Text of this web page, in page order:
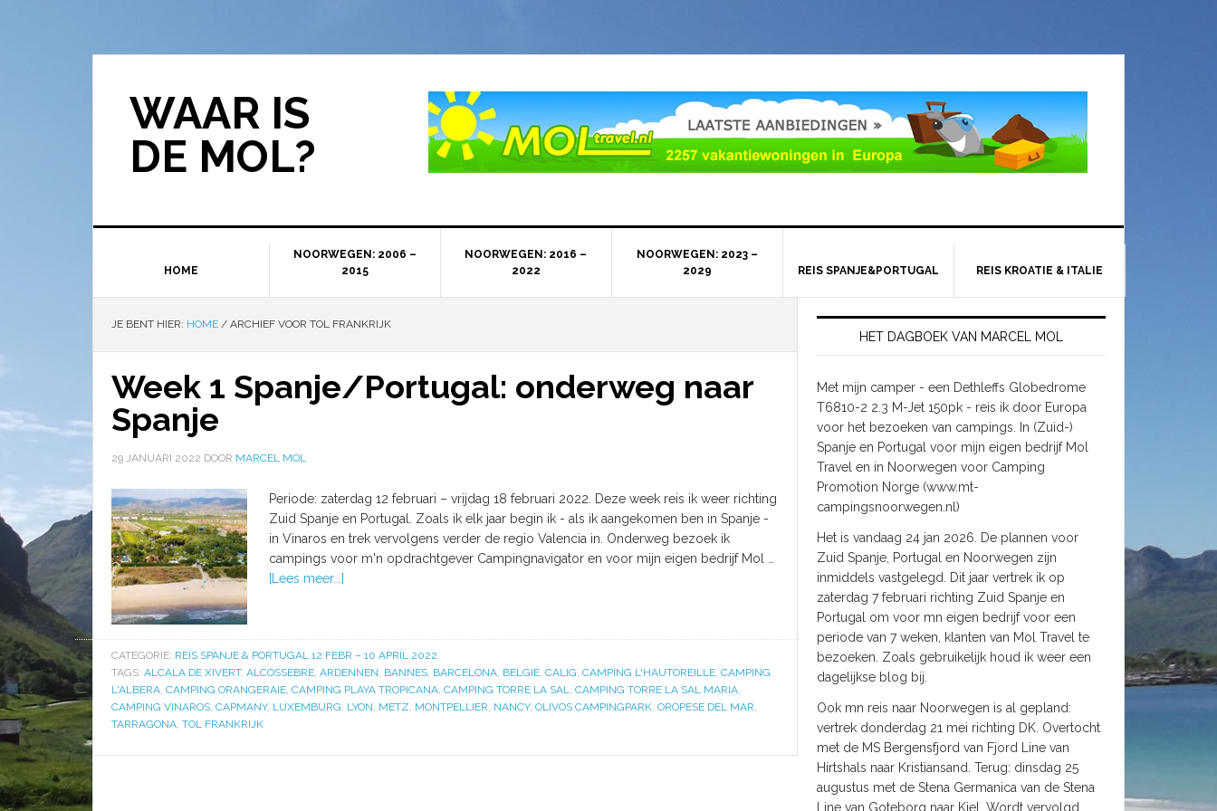
WAAR IS
DE MOL?
HOME
NOORWEGEN: 2006 –
2015
NOORWEGEN: 2016 –
2022
NOORWEGEN: 2023 –
2029
REIS SPANJE&PORTUGAL REIS KROATIE & ITALIE
JE BENT HIER: HOME / ARCHIEF VOOR TOL FRANKRIJK
Week 1 Spanje/Portugal: onderweg naar
Spanje
29 JANUARI 2022 DOOR MARCEL MOL
Periode: zaterdag 12 februari – vrijdag 18 februari 2022. Deze week reis ik weer richting
Zuid Spanje en Portugal. Zoals ik elk jaar begin ik - als ik aangekomen ben in Spanje -
in Vinaros en trek vervolgens verder de regio Valencia in. Onderweg bezoek ik
campings voor m'n opdrachtgever Campingnavigator en voor mijn eigen bedrijf Mol …
[Lees meer...]
CATEGORIE: REIS SPANJE & PORTUGAL 12 FEBR – 10 APRIL 2022
TAGS: ALCALA DE XIVERT, ALCOSSEBRE, ARDENNEN, BANNES, BARCELONA, BELGIE, CALIG, CAMPING L'HAUTOREILLE, CAMPING
L'ALBERA, CAMPING ORANGERAIE, CAMPING PLAYA TROPICANA, CAMPING TORRE LA SAL, CAMPING TORRE LA SAL MARIA,
CAMPING VINAROS, CAPMANY, LUXEMBURG, LYON, METZ, MONTPELLIER, NANCY, OLIVOS CAMPINGPARK, OROPESE DEL MAR,
TARRAGONA, TOL FRANKRIJK
HET DAGBOEK VAN MARCEL MOL
Met mijn camper - een Dethleffs Globedrome
T6810-2 2.3 M-Jet 150pk - reis ik door Europa
voor het bezoeken van campings. In (Zuid-)
Spanje en Portugal voor mijn eigen bedrijf Mol
Travel en in Noorwegen voor Camping
Promotion Norge (www.mt-
campingsnoorwegen.nl)
Het is vandaag 24 jan 2026. De plannen voor
Zuid Spanje, Portugal en Noorwegen zijn
inmiddels vastgelegd. Dit jaar vertrek ik op
zaterdag 7 februari richting Zuid Spanje en
Portugal om voor mn eigen bedrijf voor een
periode van 7 weken, klanten van Mol Travel te
bezoeken. Zoals gebruikelijk houd ik weer een
dagelijkse blog bij.
Ook mn reis naar Noorwegen is al gepland:
vertrek donderdag 21 mei richting DK. Overtocht
met de MS Bergensfjord van Fjord Line van
Hirtshals naar Kristiansand. Terug: dinsdag 25
augustus met de Stena Germanica van de Stena
Line van Goteborg naar Kiel. Wordt vervolgd.